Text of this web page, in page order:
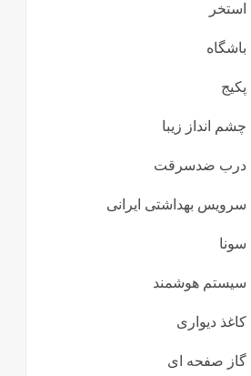
استخر
باشگاه
پکیج
چشم انداز زیبا
درب ضدسرقت
سرویس بهداشتی ایرانی
سونا
سیستم هوشمند
کاغذ دیواری
گاز صفحه ای